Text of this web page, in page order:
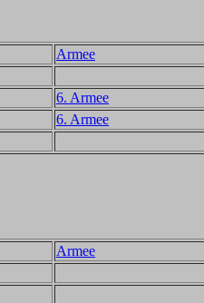
Armee
6. Armee
6. Armee
Armee